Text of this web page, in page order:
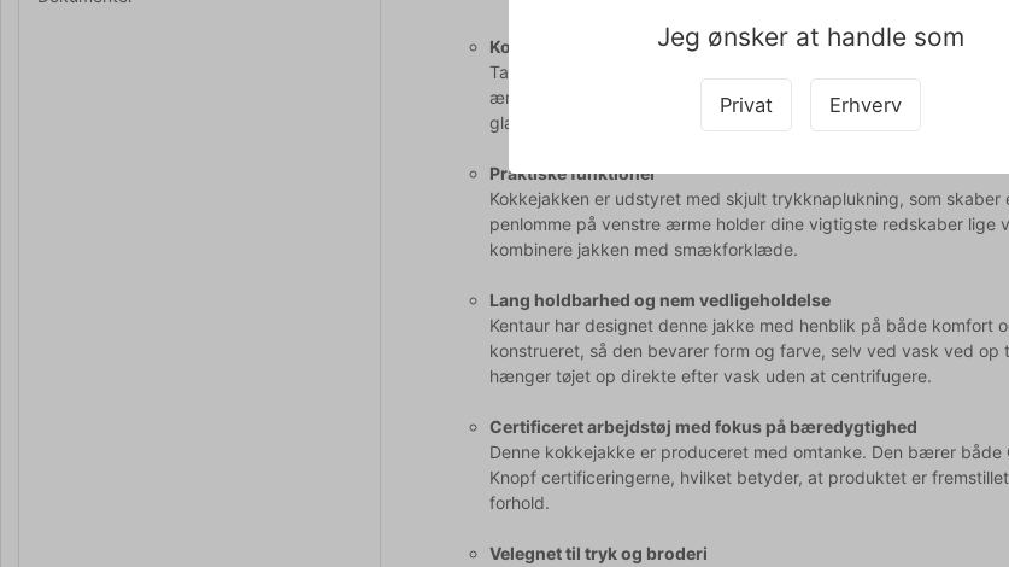
Jeg ønsker at handle som
Privat Erhverv
Komfort i topklasse
Takket være kombinationen af polyester og bomuld (210 g/m²)
ærmelængde gør den særligt velegnet til varme omgivelser og
glat og luksuriøs mod huden og sikrer samtidig et præsentabelt
Praktiske funktioner
Kokkejakken er udstyret med skjult trykknaplukning, som
penlomme på venstre ærme holder dine vigtigste redskaber
kombinere jakken med smækforklæde.
Lang holdbarhed og nem vedligeholdelse
Kentaur har designet denne jakke med henblik på både
konstrueret, så den bevarer form og farve, selv ved vask ved
hænger tøjet op direkte efter vask uden at centrifugere.
Certificeret arbejdstøj med fokus på bæredygtighed
Denne kokkejakke er produceret med omtanke. Den bærer både
Knopf certificeringerne, hvilket betyder, at produktet er
forhold.
Velegnet til tryk og broderi